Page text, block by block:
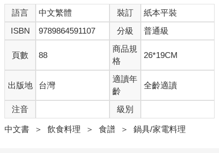
語言 中文繁體 裝訂
紙本平裝
ISBN
9789864591107 分級 普通級
頁數 88
商品規
格
26*19CM
出版地 台灣
適讀年
齡
全齡適讀
注音 級別
中文書 ＞ 飲食料理 ＞ 食譜 ＞ 鍋具/家電料理